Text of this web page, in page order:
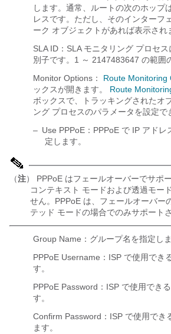
します。通常、ルートの次のホップ
レスです。ただし、そのインターフ
ーク オブジェクトがあれば表示され
SLA ID：SLA モニタリング プロセ
別子です。1 ～ 2147483647 の範囲
Monitor Options：
Route Monitoring
ックスが開きます。
Route
ボックスで、トラッキングされたオ
ング プロセスのパラメータを設定で
– Use PPPoE：PPPoE で IP アドレ
定します。
（注） PPPoE はフェールオーバーでサポ
コンテキスト モードおよび透過モー
せん。PPPoE は、フェールオーバー
テッド モードの場合でのみサポート
Group Name：グループ名を指定しま
PPPoE Username：ISP で使用でき
す。
PPPoE Password：ISP で使用でき
す。
Confirm Password：ISP で使用でき
ます。